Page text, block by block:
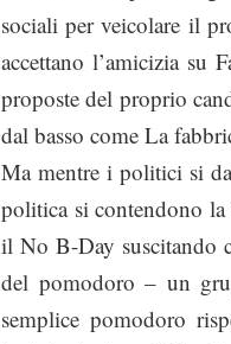
sociali per veicolare il
accettano l’amicizia su
proposte del proprio
dal basso come La
Ma mentre i politici si
politica si contendono
il No B-Day suscitando
del pomodoro – un
semplice pomodoro